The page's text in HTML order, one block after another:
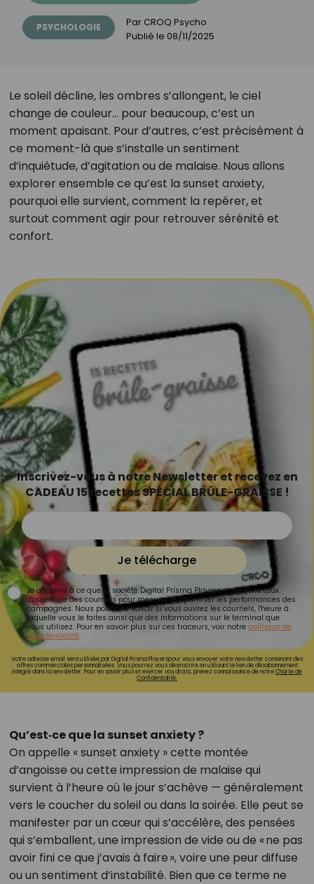
PSYCHOLOGIE Par CROQ Psycho
Publié le 08/11/2025
Le soleil décline, les ombres s’allongent, le ciel
change de couleur… pour beaucoup, c’est un
moment apaisant. Pour d’autres, c’est précisément à
ce moment-là que s’installe un sentiment
d’inquiétude, d’agitation ou de malaise. Nous allons
explorer ensemble ce qu’est la sunset anxiety,
pourquoi elle survient, comment la repérer, et
surtout comment agir pour retrouver sérénité et
confort.
Inscrivez-vous à notre Newsletter et recevez en
CADEAU 15 recettes SPÉCIAL BRÛLE-GRAISSE !
Je télécharge
Je consens à ce que la société Digital Prisma Players analyse le taux
d'ouverture des courriels pour mesurer et optimiser les performances des
campagnes. Nous pourrons savoir si vous ouvrez les courriels, l'heure à
laquelle vous le faites ainsi que des informations sur le terminal que
vous utilisez. Pour en savoir plus sur ces traceurs, voir notre politique de
confidentialité.
Votre adresse email sera utilisée par Digital Prisma Playerspour vous envoyer votre newsletter contenant des
offres commerciales personnalisées. Vous pourrez vous désinscrire en utilisant le lien de désabonnement
intégré dans la newsletter. Pour en savoir plus et exercer vos droits, prenez connaissance de notreCharte de
Confidentialité.
Qu’est‑ce que la sunset anxiety ?
On appelle « sunset anxiety » cette montée
d’angoisse ou cette impression de malaise qui
survient à l’heure où le jour s’achève — généralement
vers le coucher du soleil ou dans la soirée. Elle peut se
manifester par un cœur qui s’accélère, des pensées
qui s’emballent, une impression de vide ou de « ne pas
avoir fini ce que j’avais à faire », voire une peur diffuse
ou un sentiment d’instabilité. Bien que ce terme ne